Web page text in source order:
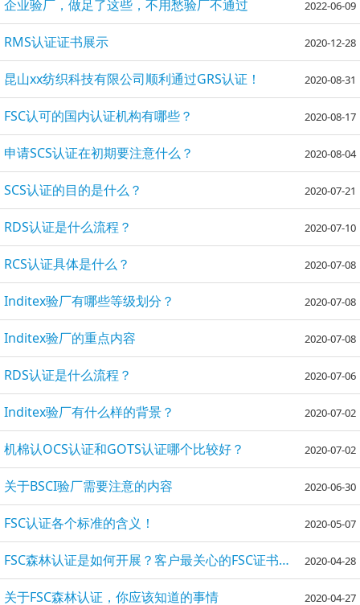
企业验厂，做足了这些，不用愁验厂不通过 2022-06-09
RMS认证证书展示 2020-12-28
昆山xx纺织科技有限公司顺利通过GRS认证！ 2020-08-31
FSC认可的国内认证机构有哪些？ 2020-08-17
申请SCS认证在初期要注意什么？ 2020-08-04
SCS认证的目的是什么？ 2020-07-21
RDS认证是什么流程？ 2020-07-10
RCS认证具体是什么？ 2020-07-08
Inditex验厂有哪些等级划分？ 2020-07-08
Inditex验厂的重点内容 2020-07-08
RDS认证是什么流程？ 2020-07-06
Inditex验厂有什么样的背景？ 2020-07-02
机棉认OCS认证和GOTS认证哪个比较好？ 2020-07-02
关于BSCI验厂需要注意的内容 2020-06-30
FSC认证各个标准的含义！ 2020-05-07
FSC森林认证是如何开展？客户最关心的FSC证书问题？ 2020-04-28
关于FSC森林认证，你应该知道的事情 2020-04-27